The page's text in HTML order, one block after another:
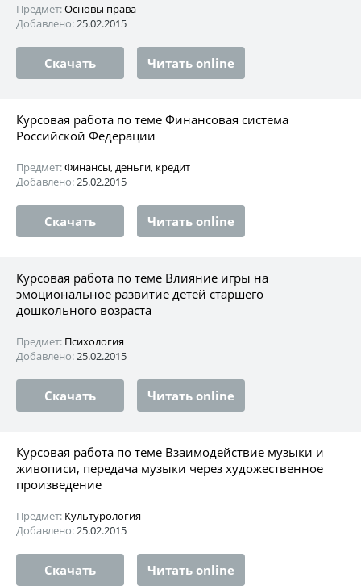
Предмет:Основы права
Добавлено:25.02.2015
Скачать Читать online
Курсовая работа по теме Финансовая система
Российской Федерации
Предмет:Финансы, деньги, кредит
Добавлено:25.02.2015
Скачать Читать online
Курсовая работа по теме Влияние игры на
эмоциональное развитие детей старшего
дошкольного возраста
Предмет: Психология
Добавлено:25.02.2015
Скачать Читать online
Курсовая работа по теме Взаимодействие музыки и
живописи, передача музыки через художественное
произведение
Предмет: Культурология
Добавлено:25.02.2015
Скачать Читать online